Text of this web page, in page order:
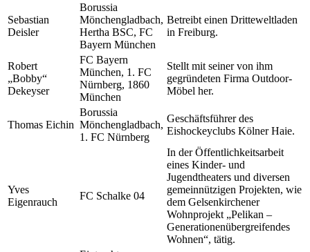
Sebastian
Deisler
Borussia
Mönchengladbach,
Hertha BSC, FC
Bayern München
Betreibt einen Dritteweltladen
in Freiburg.
Robert
„Bobby“
Dekeyser
FC Bayern
München, 1. FC
Nürnberg, 1860
München
Stellt mit seiner von ihm
gegründeten Firma Outdoor-
Möbel her.
Thomas Eichin
Borussia
Mönchengladbach,
1. FC Nürnberg
Geschäftsführer des
Eishockeyclubs Kölner Haie.
Yves
Eigenrauch
FC Schalke 04
In der Öffentlichkeitsarbeit
eines Kinder- und
Jugendtheaters und diversen
gemeinnützigen Projekten, wie
dem Gelsenkirchener
Wohnprojekt „Pelikan –
Generationenübergreifendes
Wohnen“, tätig.